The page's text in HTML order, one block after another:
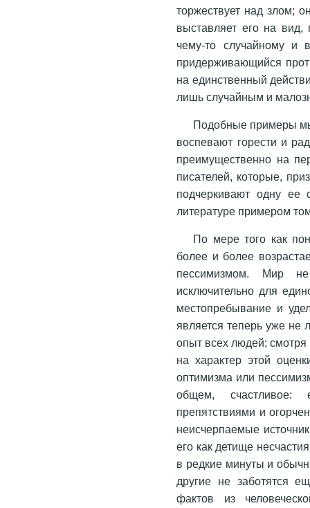
торжествует над злом;
выставляет его на вид,
чему-то случайному и
придерживающийся
на единственный
лишь случайным и
Подобные примеры
воспевают горести и
преимущественно на
писателей, которые,
подчеркивают одну ее
литературе примером
По мере того как
более и более
пессимизмом. Мир
исключительно для
местопребывание и
является теперь уже не
опыт всех людей;
на характер этой
оптимизма или
общем, счастливое:
препятствиями и
неисчерпаемые
его как детище
в редкие минуты и
другие не заботятся
фактов из